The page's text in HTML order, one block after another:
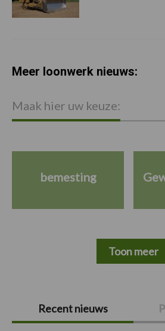
Primaire
Sidebar
Recent nieuws
Meer loonwerk nieuws:
Maak hier uw keuze:
bemesting
Toon meer